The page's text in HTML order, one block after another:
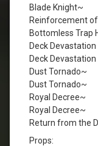
Blade Knight~
Reinforcement
Bottomless Trap
Deck
Deck
Dust Tornado~
Dust Tornado~
Royal Decree~
Royal Decree~
Return from the
Props: